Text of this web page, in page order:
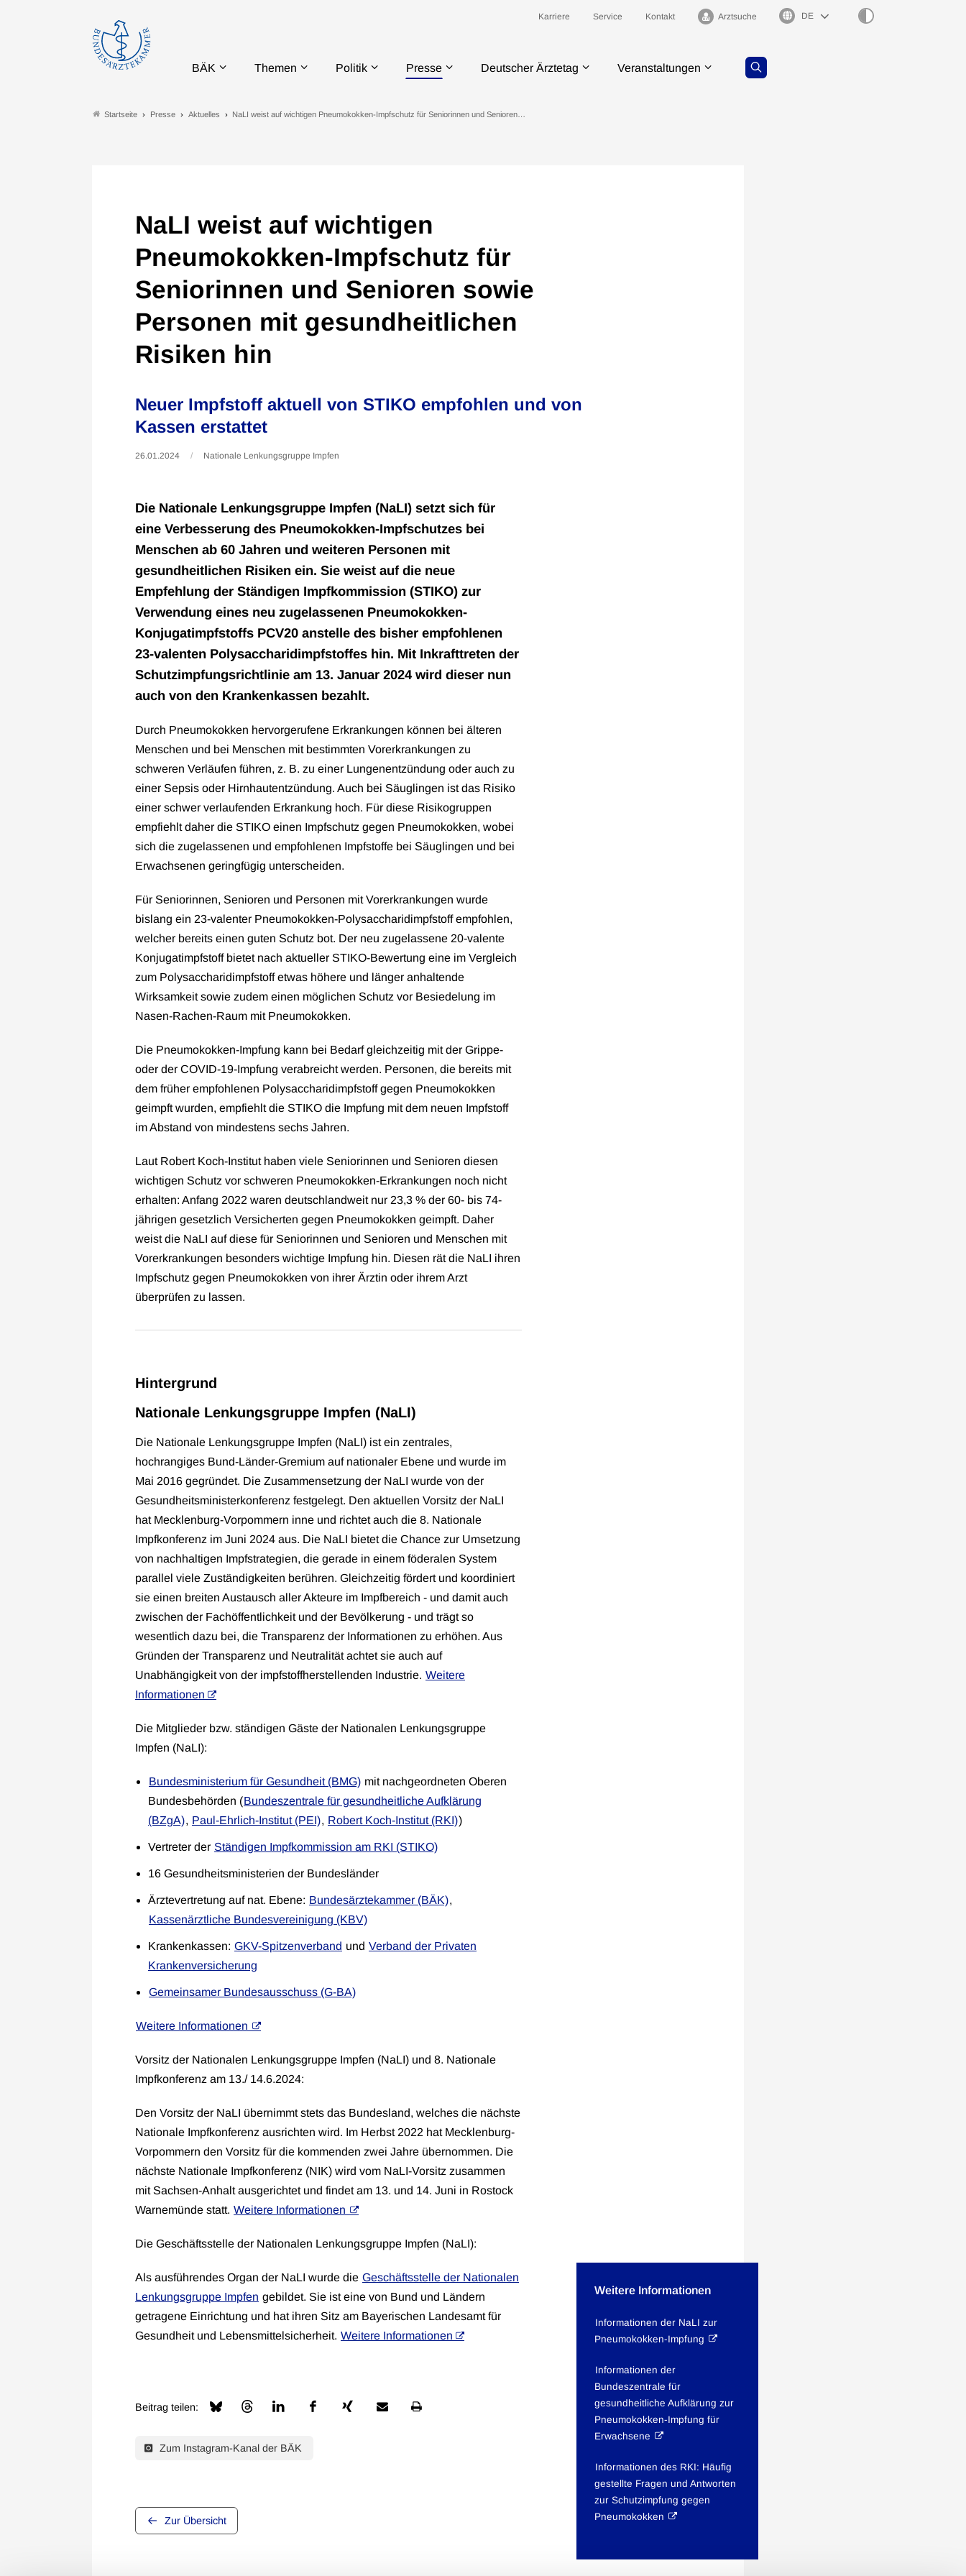
Karriere Service Kontakt Arztsuche Sprachauswahl
BÄK Themen Politik Presse Deutscher Ärztetag Veranstaltungen
Startseite Presse Aktuelles NaLI weist auf wichtigen Pneumokokken-Impfschutz für Seniorinnen und Senioren…
NaLI weist auf wichtigen
Pneumokokken-Impfschutz für
Seniorinnen und Senioren sowie
Personen mit gesundheitlichen
Risiken hin
Neuer Impfstoff aktuell von STIKO empfohlen und von
Kassen erstattet
26.01.2024 Nationale Lenkungsgruppe Impfen
Die Nationale Lenkungsgruppe Impfen (NaLI) setzt sich für
eine Verbesserung des Pneumokokken-Impfschutzes bei
Menschen ab 60 Jahren und weiteren Personen mit
gesundheitlichen Risiken ein. Sie weist auf die neue
Empfehlung der Ständigen Impfkommission (STIKO) zur
Verwendung eines neu zugelassenen Pneumokokken-
Konjugatimpfstoffs PCV20 anstelle des bisher empfohlenen
23-valenten Polysaccharidimpfstoffes hin. Mit Inkrafttreten der
Schutzimpfungsrichtlinie am 13. Januar 2024 wird dieser nun
auch von den Krankenkassen bezahlt.
Durch Pneumokokken hervorgerufene Erkrankungen können bei älteren
Menschen und bei Menschen mit bestimmten Vorerkrankungen zu
schweren Verläufen führen, z. B. zu einer Lungenentzündung oder auch zu
einer Sepsis oder Hirnhautentzündung. Auch bei Säuglingen ist das Risiko
einer schwer verlaufenden Erkrankung hoch. Für diese Risikogruppen
empfiehlt daher die STIKO einen Impfschutz gegen Pneumokokken, wobei
sich die zugelassenen und empfohlenen Impfstoffe bei Säuglingen und bei
Erwachsenen geringfügig unterscheiden.
Für Seniorinnen, Senioren und Personen mit Vorerkrankungen wurde
bislang ein 23-valenter Pneumokokken-Polysaccharidimpfstoff empfohlen,
welcher bereits einen guten Schutz bot. Der neu zugelassene 20-valente
Konjugatimpfstoff bietet nach aktueller STIKO-Bewertung eine im Vergleich
zum Polysaccharidimpfstoff etwas höhere und länger anhaltende
Wirksamkeit sowie zudem einen möglichen Schutz vor Besiedelung im
Nasen-Rachen-Raum mit Pneumokokken.
Die Pneumokokken-Impfung kann bei Bedarf gleichzeitig mit der Grippe-
oder der COVID-19-Impfung verabreicht werden. Personen, die bereits mit
dem früher empfohlenen Polysaccharidimpfstoff gegen Pneumokokken
geimpft wurden, empfiehlt die STIKO die Impfung mit dem neuen Impfstoff
im Abstand von mindestens sechs Jahren.
Laut Robert Koch-Institut haben viele Seniorinnen und Senioren diesen
wichtigen Schutz vor schweren Pneumokokken-Erkrankungen noch nicht
erhalten: Anfang 2022 waren deutschlandweit nur 23,3 % der 60- bis 74-
jährigen gesetzlich Versicherten gegen Pneumokokken geimpft. Daher
weist die NaLI auf diese für Seniorinnen und Senioren und Menschen mit
Vorerkrankungen besonders wichtige Impfung hin. Diesen rät die NaLI ihren
Impfschutz gegen Pneumokokken von ihrer Ärztin oder ihrem Arzt
überprüfen zu lassen.
Hintergrund
Nationale Lenkungsgruppe Impfen (NaLI)
Die Nationale Lenkungsgruppe Impfen (NaLI) ist ein zentrales,
hochrangiges Bund-Länder-Gremium auf nationaler Ebene und wurde im
Mai 2016 gegründet. Die Zusammensetzung der NaLI wurde von der
Gesundheitsministerkonferenz festgelegt. Den aktuellen Vorsitz der NaLI
hat Mecklenburg-Vorpommern inne und richtet auch die 8. Nationale
Impfkonferenz im Juni 2024 aus. Die NaLI bietet die Chance zur Umsetzung
von nachhaltigen Impfstrategien, die gerade in einem föderalen System
parallel viele Zuständigkeiten berühren. Gleichzeitig fördert und koordiniert
sie einen breiten Austausch aller Akteure im Impfbereich - und damit auch
zwischen der Fachöffentlichkeit und der Bevölkerung - und trägt so
wesentlich dazu bei, die Transparenz der Informationen zu erhöhen. Aus
Gründen der Transparenz und Neutralität achtet sie auch auf
Unabhängigkeit von der impfstoffherstellenden Industrie. Weitere
Informationen
Die Mitglieder bzw. ständigen Gäste der Nationalen Lenkungsgruppe
Impfen (NaLI):
Bundesministerium für Gesundheit (BMG) mit nachgeordneten Oberen
Bundesbehörden (Bundeszentrale für gesundheitliche Aufklärung
(BZgA), Paul-Ehrlich-Institut (PEI), Robert Koch-Institut (RKI))
Vertreter der Ständigen Impfkommission am RKI (STIKO)
16 Gesundheitsministerien der Bundesländer
Ärztevertretung auf nat. Ebene: Bundesärztekammer (BÄK),
Kassenärztliche Bundesvereinigung (KBV)
Krankenkassen: GKV-Spitzenverband und Verband der Privaten
Krankenversicherung
Gemeinsamer Bundesausschuss (G-BA)
Weitere Informationen
Vorsitz der Nationalen Lenkungsgruppe Impfen (NaLI) und 8. Nationale
Impfkonferenz am 13./ 14.6.2024:
Den Vorsitz der NaLI übernimmt stets das Bundesland, welches die nächste
Nationale Impfkonferenz ausrichten wird. Im Herbst 2022 hat Mecklenburg-
Vorpommern den Vorsitz für die kommenden zwei Jahre übernommen. Die
nächste Nationale Impfkonferenz (NIK) wird vom NaLI-Vorsitz zusammen
mit Sachsen-Anhalt ausgerichtet und findet am 13. und 14. Juni in Rostock
Warnemünde statt. Weitere Informationen
Die Geschäftsstelle der Nationalen Lenkungsgruppe Impfen (NaLI):
Als ausführendes Organ der NaLI wurde die Geschäftsstelle der Nationalen
Lenkungsgruppe Impfen gebildet. Sie ist eine von Bund und Ländern
getragene Einrichtung und hat ihren Sitz am Bayerischen Landesamt für
Gesundheit und Lebensmittelsicherheit. Weitere Informationen
Beitrag teilen:
Zum Instagram-Kanal der BÄK
Zur Übersicht
Weitere Informationen
Informationen der NaLI zur
Pneumokokken-Impfung
Informationen der
Bundeszentrale für
gesundheitliche Aufklärung zur
Pneumokokken-Impfung für
Erwachsene
Informationen des RKI: Häufig
gestellte Fragen und Antworten
zur Schutzimpfung gegen
Pneumokokken